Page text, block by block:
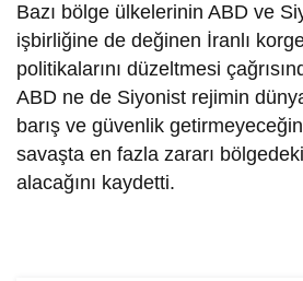
Bazı bölge ülkelerinin ABD ve
işbirliğine de değinen İranlı
politikalarını düzeltmesi
ABD ne de Siyonist rejimin
barış ve güvenlik
savaşta en fazla zararı
alacağını kaydetti.